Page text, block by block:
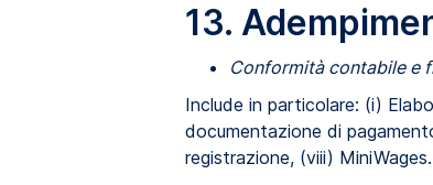
13.
Conformità contabile e
Include in particolare: (i)
documentazione di
registrazione, (viii) MiniWages.